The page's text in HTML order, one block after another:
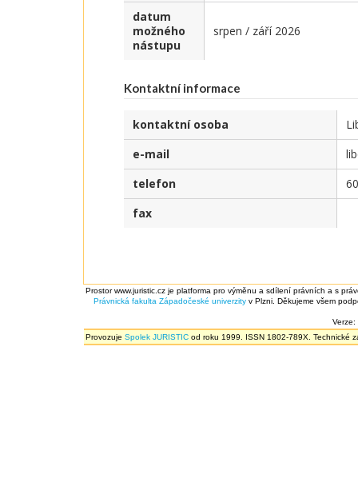
datum
možného
nástupu
srpen / září 2026
Kontaktní informace
kontaktní osoba
e-mail
telefon
fax
Prostor www.juristic.cz je platforma pro výměnu a sdílení právních a s
Právnická fakulta Západočeské univerzity v Plzni. Děkujeme všem
Verze:
Provozuje Spolek JURISTIC od roku 1999. ISSN 1802-789X. Technické